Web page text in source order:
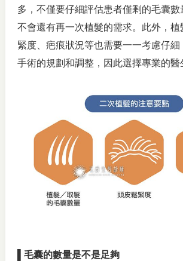
多，不僅要仔細評估患者僅剩的毛囊數
不會還有再一次植髮的需求。此外，植
緊度、疤痕狀況等也需要一一考慮仔細
手術的規劃和調整，因此選擇專業的醫
▌毛囊的數量是不是足夠